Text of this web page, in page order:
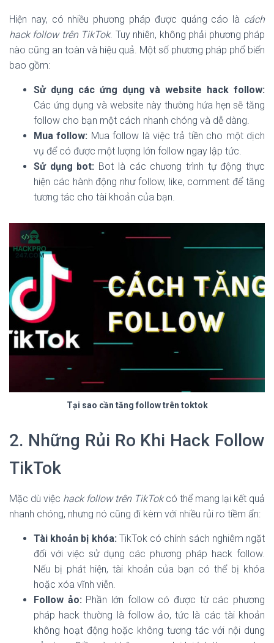
Hiện nay, có nhiều phương pháp được quảng cáo là cách
hack follow trên TikTok. Tuy nhiên, không phải phương pháp
nào cũng an toàn và hiệu quả. Một số phương pháp phổ biến
bao gồm:
Sử dụng các ứng dụng và website hack follow:
Các ứng dụng và website này thường hứa hẹn sẽ tăng
follow cho bạn một cách nhanh chóng và dễ dàng.
Mua follow: Mua follow là việc trả tiền cho một dịch
vụ để có được một lượng lớn follow ngay lập tức.
Sử dụng bot: Bot là các chương trình tự động thực
hiện các hành động như follow, like, comment để tăng
tương tác cho tài khoản của bạn.
Tại sao cần tăng follow trên toktok
2. Những Rủi Ro Khi Hack Follow
TikTok
Mặc dù việc hack follow trên TikTokcó thể mang lại kết quả
nhanh chóng, nhưng nó cũng đi kèm với nhiều rủi ro tiềm ẩn:
Tài khoản bị khóa: TikTok có chính sách nghiêm ngặt
đối với việc sử dụng các phương pháp hack follow.
Nếu bị phát hiện, tài khoản của bạn có thể bị khóa
hoặc xóa vĩnh viễn.
Follow ảo: Phần lớn follow có được từ các phương
pháp hack thường là follow ảo, tức là các tài khoản
không hoạt động hoặc không tương tác với nội dung